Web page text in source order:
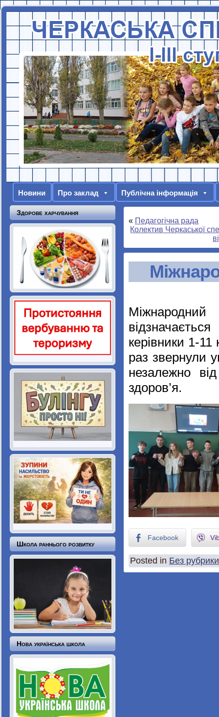
Новини Про заклад Публічна інформація
Здорове харчування
Школа раннього розвитку
Нова українська школа
« Педагогічна рада
Колектив Черкаської
керівники 1-
раз звернули
незалежно
здоров’я.
Facebook
Posted in Без рубрики